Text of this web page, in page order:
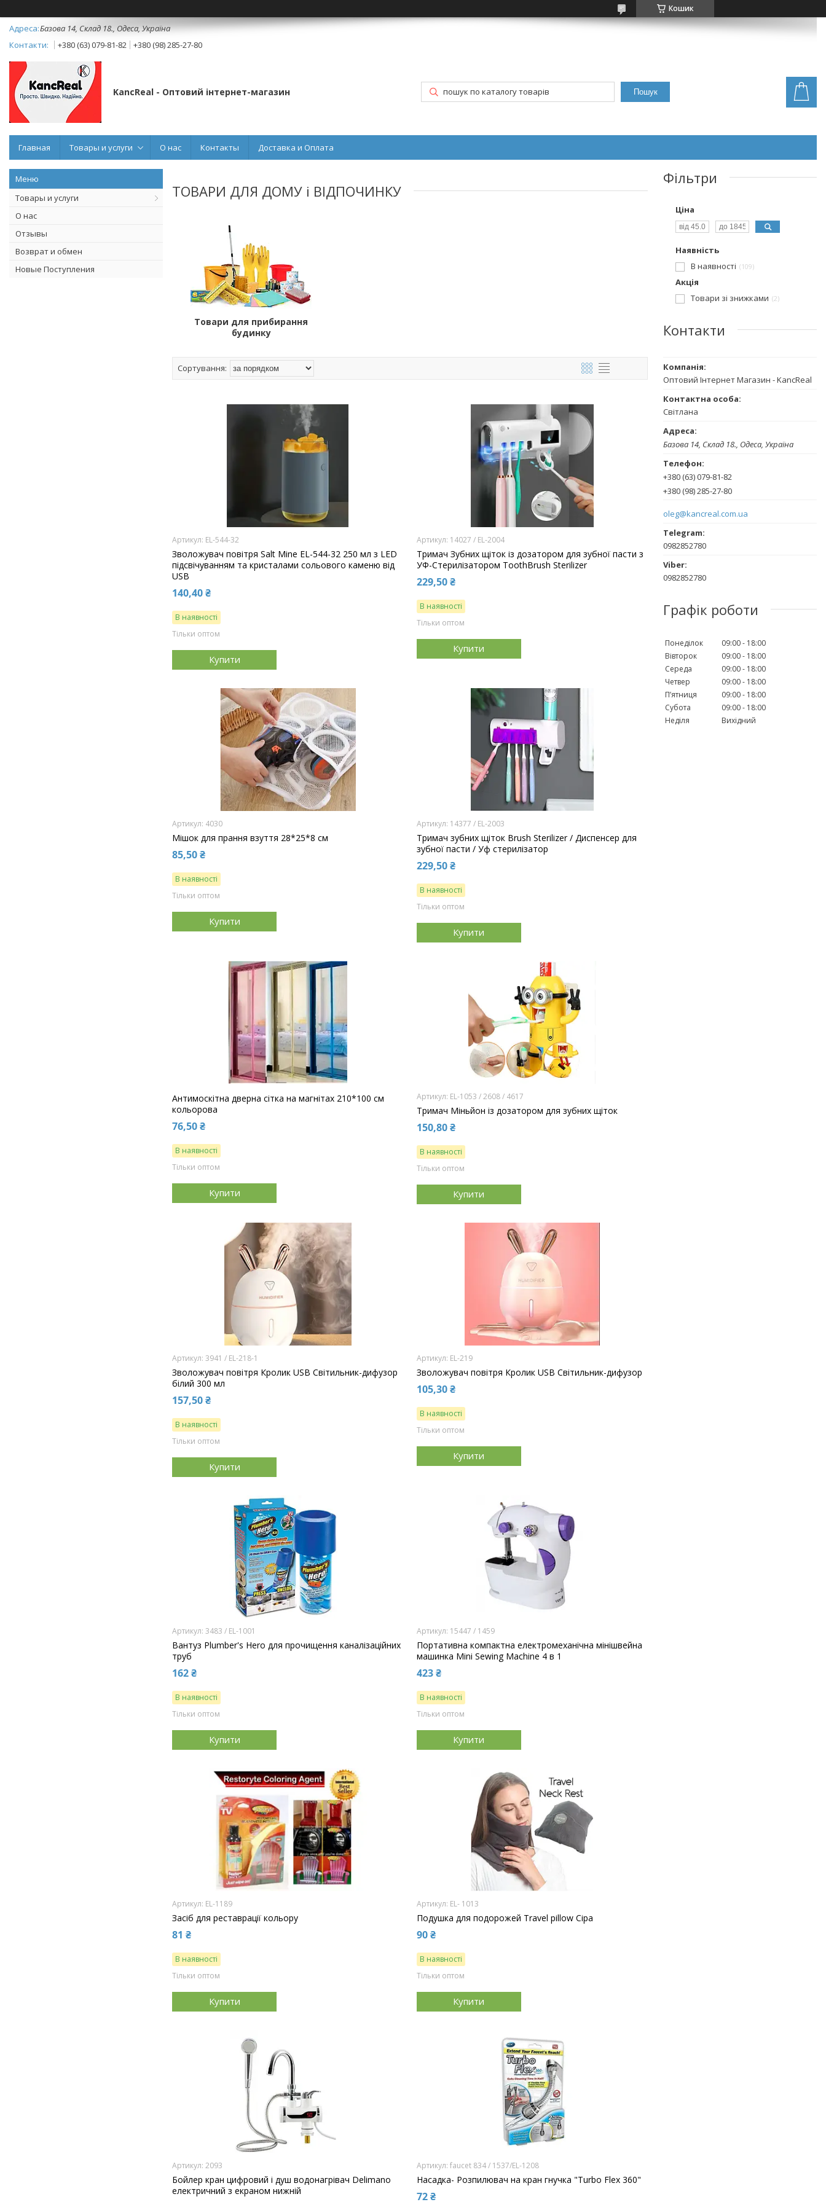
Кошик
Базова 14, Склад 18., Одеса, Україна
+380 (63) 079-81-82
+380 (98) 285-27-80
KancReal - Оптовий інтернет-магазин Пошук
Главная Товары и услуги О нас Контакты Доставка и Оплата
Товары и услуги
О нас
Отзывы
Возврат и обмен
Новые Поступления
ТОВАРИ ДЛЯ ДОМУ і ВІДПОЧИНКУ
Товари для прибирання
будинку
EL-544-32
Зволожувач повітря Salt Mine EL-544-32 250 мл з LED
підсвічуванням та кристалами сольового каменю від
USB
140,40 ₴
В наявності
Тільки оптом
Купити
14027 / EL‐2004
Тримач Зубних щіток із дозатором для зубної пасти з
УФ-Стерилізатором ToothBrush Sterilizer
229,50 ₴
В наявності
Тільки оптом
Купити
4030
Мішок для прання взуття 28*25*8 см
85,50 ₴
В наявності
Тільки оптом
Купити
14377 / EL‐2003
Тримач зубних щіток Brush Sterilizer / Диспенсер для
зубної пасти / Уф стерилізатор
229,50 ₴
В наявності
Тільки оптом
Купити
Антимоскітна дверна сітка на магнітах 210*100 см
кольорова
76,50 ₴
В наявності
Тільки оптом
Купити
EL-1053 / 2608 / 4617
Тримач Міньйон із дозатором для зубних щіток
150,80 ₴
В наявності
Тільки оптом
Купити
3941 / EL-218-1
Зволожувач повітря Кролик USB Світильник-дифузор
білий 300 мл
157,50 ₴
В наявності
Тільки оптом
Купити
EL-219
Зволожувач повітря Кролик USB Світильник-дифузор
105,30 ₴
В наявності
Тільки оптом
Купити
3483 / EL-1001
Вантуз Plumber's Hero для прочищення каналізаційних
труб
162 ₴
В наявності
Тільки оптом
Купити
15447 / 1459
Портативна компактна електромеханічна мінішвейна
машинка Mini Sewing Machine 4 в 1
423 ₴
В наявності
Тільки оптом
Купити
EL-1189
Засіб для реставрації кольору
81 ₴
В наявності
Тільки оптом
Купити
EL- 1013
Подушка для подорожей Travel pillow Сіра
90 ₴
В наявності
Тільки оптом
Купити
2093
Бойлер кран цифровий і душ водонагрівач Delimano
електричний з екраном нижній
faucet 834 / 1537/EL-1208
Насадка- Розпилювач на кран гнучка "Turbo Flex 360"
72 ₴
Фільтри
Ціна
Наявність
В наявності
109
Акція
Товари зі знижками
2
Контакти
Оптовий Інтернет Магазин - KancReal
Світлана
Базова 14, Склад 18., Одеса, Україна
+380 (63) 079-81-82
+380 (98) 285-27-80
oleg@kancreal.com.ua
0982852780
0982852780
Графік роботи
Понеділок 09:00
18:00
Вівторок
09:00
18:00
Середа
09:00
18:00
Четвер
09:00
18:00
Пʼятниця
09:00
18:00
Субота
09:00
18:00
Неділя
Вихідний